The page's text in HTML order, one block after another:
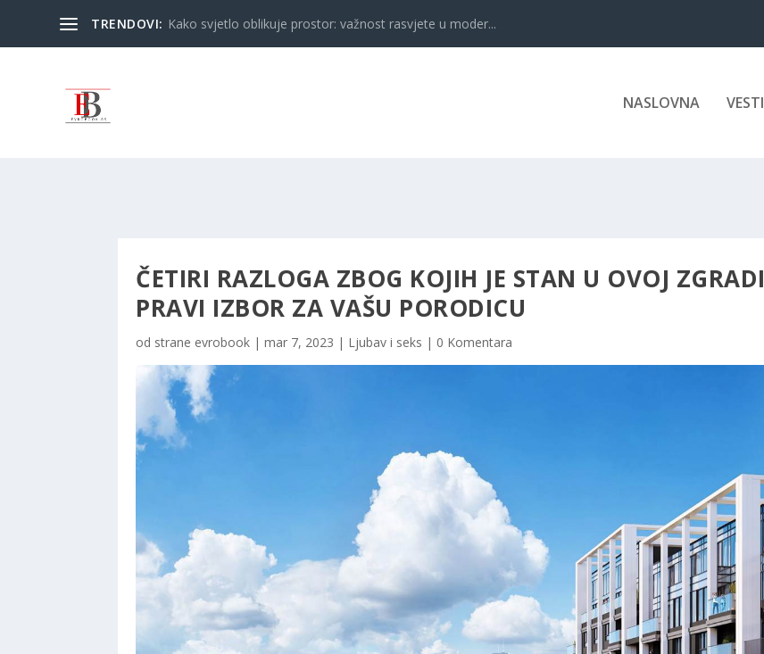
TRENDOVI: Kako svjetlo oblikuje prostor: važnost rasvjete u moder...
NASLOVNA VESTI
ČETIRI RAZLOGA ZBOG KOJIH JE STAN U OVOJ ZGRADI
PRAVI IZBOR ZA VAŠU PORODICU
od strane evrobook | mar 7, 2023 | Ljubav i seks | 0 Komentara